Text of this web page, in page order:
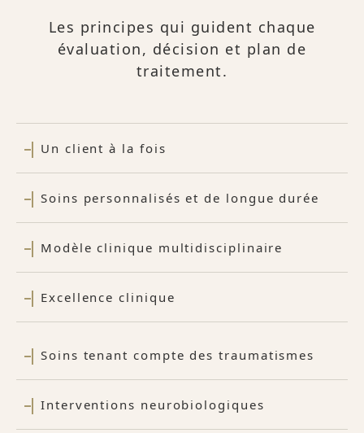
Les principes qui guident chaque
évaluation, décision et plan de
traitement.
Un client à la fois
Soins personnalisés et de longue durée
Modèle clinique multidisciplinaire
Excellence clinique
Soins tenant compte des traumatismes
Interventions neurobiologiques